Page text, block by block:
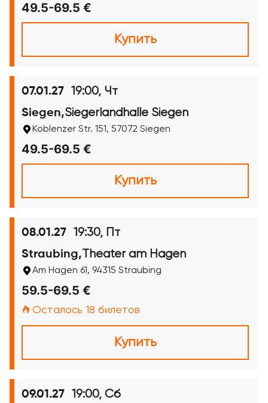
49.5-69.5 €
Купить
07.01.27 19:00, Чт
Siegen,Siegerlandhalle Siegen
Koblenzer Str. 151, 57072 Siegen
49.5-69.5 €
Купить
08.01.27 19:30, Пт
Straubing,Theater am Hagen
Am Hagen 61, 94315 Straubing
59.5-69.5 €
Осталось 18 билетов
Купить
09.01.27 19:00, Сб